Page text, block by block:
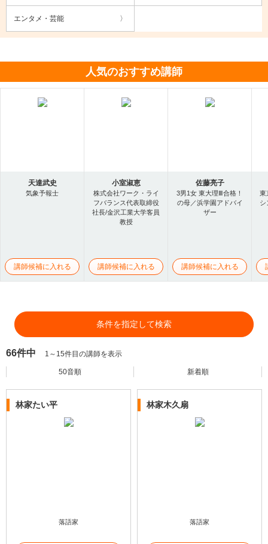
エンタメ・芸能
人気のおすすめ講師
天達武史
気象予報士
講師候補に入れる
小室淑恵
株式会社ワーク・ライ
フバランス代表取締役
社長/金沢工業大学客員
教授
講師候補に入れる
佐藤亮子
3男1女 東大理Ⅲ合格！
の母／浜学園アドバイ
ザー
講師候補に入れる
東
シ
条件を指定して検索
66件中 1～15件目の講師を表示
50音順 新着順
林家たい平
落語家
林家木久扇
落語家